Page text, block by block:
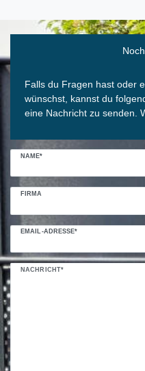
Falls du Fragen hast oder
wünschst, kannst du
eine Nachricht zu senden.
NAME*
FIRMA
EMAIL-ADRESSE*
NACHRICHT*